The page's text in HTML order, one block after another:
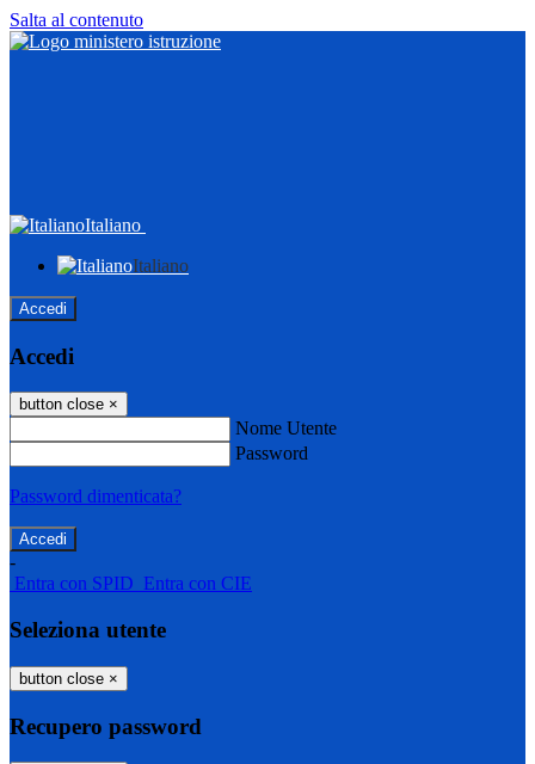
Salta al contenuto
Italiano
Italiano
Accedi
Accedi
button close ×
Nome Utente
Password
Password dimenticata?
-
Entra con SPID Entra con CIE
Seleziona utente
button close ×
Recupero password